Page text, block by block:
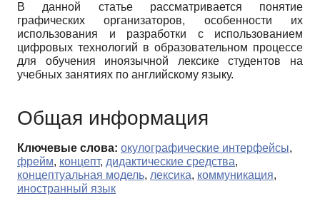
В данной статье рассматривается понятие
графических организаторов, особенности их
использования и разработки с использованием
цифровых технологий в образовательном процессе
для обучения иноязычной лексике студентов на
учебных занятиях по английскому языку.
Общая информация
Ключевые слова: окулографические интерфейсы,
фрейм, концепт, дидактические средства,
концептуальная модель, лексика, коммуникация,
иностранный язык